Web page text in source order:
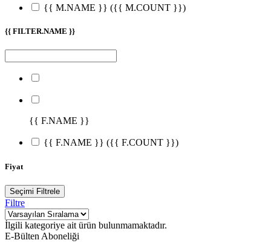
{{ M.NAME }} ({{ M.COUNT }})
{{ FILTER.NAME }}
{{ F.NAME }}
{{ F.NAME }} ({{ F.COUNT }})
Fiyat
Seçimi Filtrele
Filtre
İlgili kategoriye ait ürün bulunmamaktadır.
E-Bülten Aboneliği